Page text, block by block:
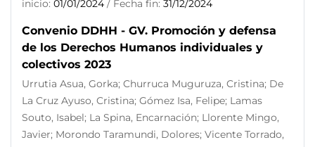
inicio: 01/01/2024 / Fecha fin: 31/12/2024
Convenio DDHH - GV. Promoción y defensa
de los Derechos Humanos individuales y
colectivos 2023
Urrutia Asua, Gorka; Churruca Muguruza, Cristina; De
La Cruz Ayuso, Cristina; Gómez Isa, Felipe; Lamas
Souto, Isabel; La Spina, Encarnación; Llorente Mingo,
Javier; Morondo Taramundi, Dolores; Vicente Torrado,